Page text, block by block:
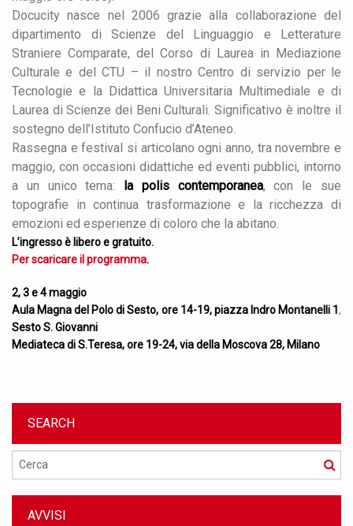
Docucity nasce nel 2006 grazie alla collaborazione del
dipartimento di Scienze del Linguaggio e Letterature
Straniere Comparate, del Corso di Laurea in Mediazione
Culturale e del CTU – il nostro Centro di servizio per le
Tecnologie e la Didattica Universitaria Multimediale e di
Laurea di Scienze dei Beni Culturali. Significativo è inoltre il
sostegno dell’Istituto Confucio d’Ateneo.
Rassegna e festival si articolano ogni anno, tra novembre e
maggio, con occasioni didattiche ed eventi pubblici, intorno
a un unico tema: la polis contemporanea, con le sue
topografie in continua trasformazione e la ricchezza di
emozioni ed esperienze di coloro che la abitano.
L’ingresso è libero e gratuito.
Per scaricare il programma.
2, 3 e 4 maggio
Aula Magna del Polo di Sesto, ore 14-19, piazza Indro Montanelli 1,
Sesto S. Giovanni
Mediateca di S.Teresa, ore 19-24, via della Moscova 28, Milano
SEARCH
Cerca
AVVISI